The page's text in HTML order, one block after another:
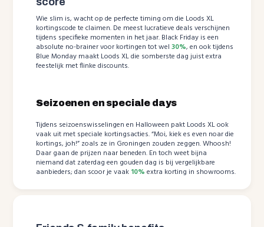
Wie slim is, wacht op de perfecte timing om die Loods XL
kortingscode te claimen. De meest lucratieve deals verschijnen
tijdens specifieke momenten in het jaar. Black Friday is een
absolute no-brainer voor kortingen tot wel30%, en ook tijdens
Blue Monday maakt Loods XL die somberste dag juist extra
feestelijk met flinke discounts.
Seizoenen en speciale days
Tijdens seizoenswisselingen en Halloween pakt Loods XL ook
vaak uit met speciale kortingsacties. “Moi, kiek es even noar die
kortings, joh!” zoals ze in Groningen zouden zeggen. Whoosh!
Daar gaan de prijzen naar beneden. En toch weet bijna
niemand dat zaterdag een gouden dag is bij vergelijkbare
aanbieders; dan scoor je vaak 10% extra korting in showrooms.